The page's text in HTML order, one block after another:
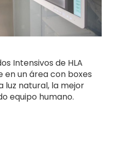
Intensivos de HLA
un área con boxes
luz natural, la mejor
equipo humano.